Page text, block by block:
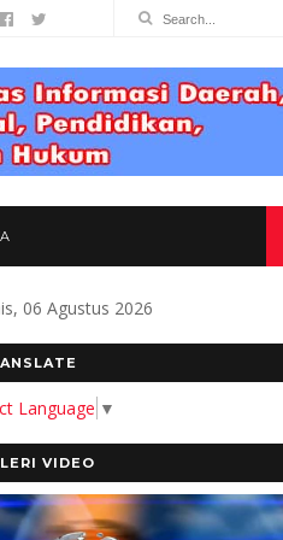
20 RT. 05
06 Agustus 2026
Language ▼
VIDEO